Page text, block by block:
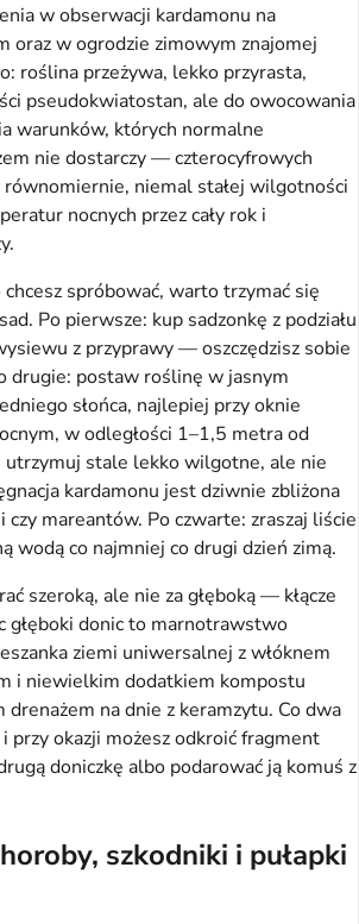
w obserwacji kardamonu na
oraz w ogrodzie zimowym znajomej
roślina przeżywa, lekko przyrasta,
pseudokwiatostan, ale do owocowania
warunków, których normalne
nie dostarczy — czterocyfrowych
równomiernie, niemal stałej wilgotności
nocnych przez cały rok i
spróbować, warto trzymać się
Po pierwsze: kup sadzonkę z podziału
z przyprawy — oszczędzisz sobie
drugie: postaw roślinę w jasnym
słońca, najlepiej przy oknie
w odległości 1–1,5 metra od
utrzymuj stale lekko wilgotne, ale nie
kardamonu jest dziwnie zbliżona
mareantów. Po czwarte: zraszaj liście
wodą co najmniej co drugi dzień zimą.
szeroką, ale nie za głęboką — kłącze
głęboki donic to marnotrawstwo
ziemi uniwersalnej z włóknem
i niewielkim dodatkiem kompostu
drenażem na dnie z keramzytu. Co dwa
przy okazji możesz odkroić fragment
drugą doniczkę albo podarować ją komuś z
szkodniki i pułapki